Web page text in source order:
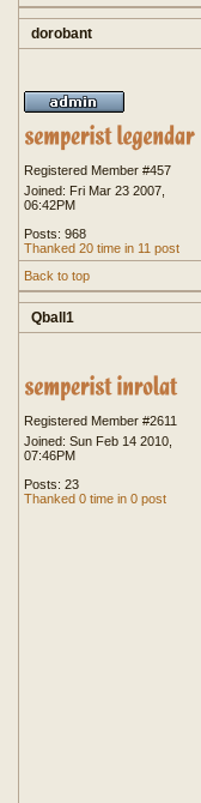
dorobant
Registered Member #457
Joined: Fri Mar 23 2007,
06:42PM
Posts: 968
Thanked 20 time in 11 post
Back to top
Qball1
Registered Member #2611
Joined: Sun Feb 14 2010,
07:46PM
Posts: 23
Thanked 0 time in 0 post